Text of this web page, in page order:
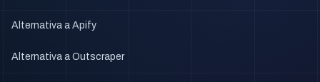
Alternativa a Apify
Alternativa a Outscraper